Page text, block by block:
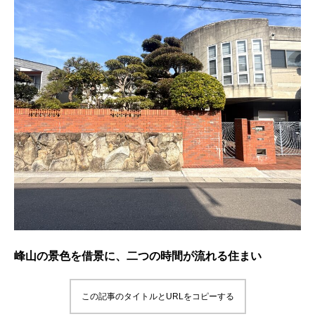
峰山の景色を借景に、二つの時間が流れる住まい
この記事のタイトルとURLをコピーする